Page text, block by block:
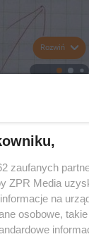
Rozwiń
zaufanych
ZPR Media
na
osobowe,